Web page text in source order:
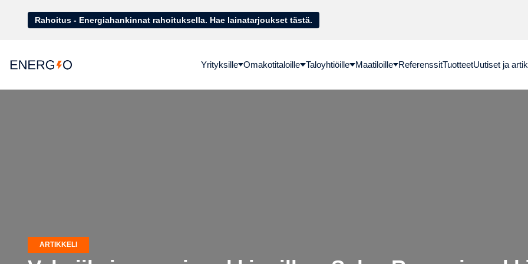
Rahoitus - Energiahankinnat rahoituksella. Hae lainatarjoukset tästä.
Yrityksille Omakotitaloille Taloyhtiöille Maatiloille ReferenssitTuotteetUutiset ja
ARTIKKELI